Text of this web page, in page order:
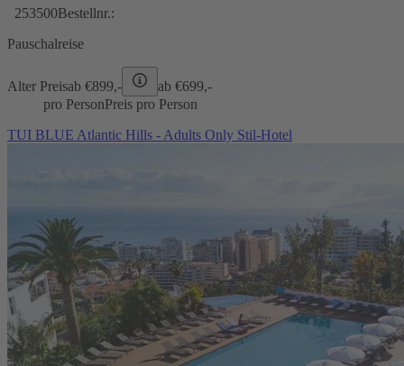
253500Bestellnr.:
Pauschalreise
Alter Preisab €899,- ab €699,-
pro PersonPreis pro Person
TUI BLUE Atlantic Hills - Adults Only Stil-Hotel